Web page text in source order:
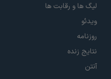
لیگ ها و رقابت ها
ویدئو
روزنامه
نتایج زنده
آنتن